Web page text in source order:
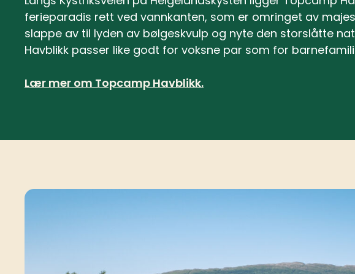
ferieparadis rett ved vannkanten, som er omringet av
slappe av til lyden av bølgeskvulp og nyte den storslåtte
Havblikk passer like godt for voksne par som for
Lær mer om Topcamp Havblikk.